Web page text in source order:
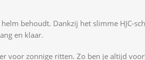
behoudt. Dankzij het slimme HJC-
en klaar.
voor zonnige ritten. Zo ben je altijd